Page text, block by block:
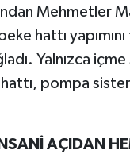
Mehmetler
hattı
Yalnızca
pompa
AÇIDAN